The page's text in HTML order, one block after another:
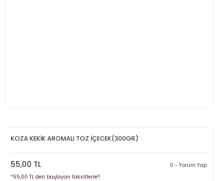
KOZA KEKİK AROMALI TOZ İÇECEK(300GR)
55,00 TL
0 - Yorum Yap
*55,00 TL den başlayan taksitlerle!!